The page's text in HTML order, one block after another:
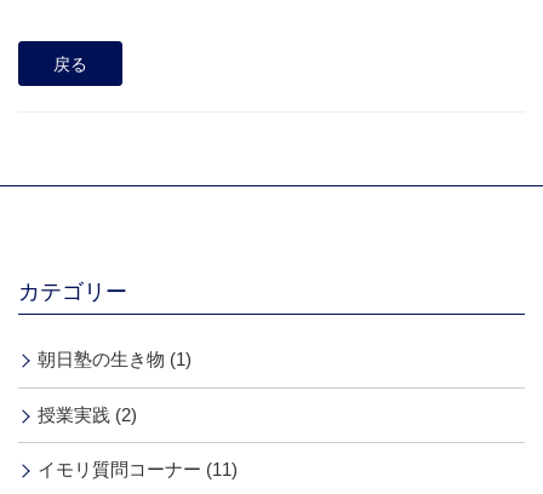
戻る
カテゴリー
朝日塾の生き物 (1)
授業実践 (2)
イモリ質問コーナー (11)